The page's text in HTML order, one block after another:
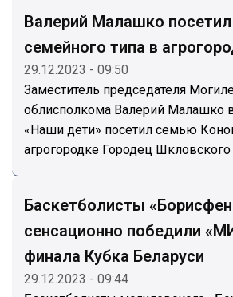
Валерий Малашко
семейного типа в
29.12.2023 - 09:50
Заместитель председателя
облисполкома Валерий Малашко
«Наши дети» посетил семью
агрогородке Городец Шкловского
Баскетболисты
сенсационно победили
финала Кубка Беларуси
29.12.2023 - 09:44